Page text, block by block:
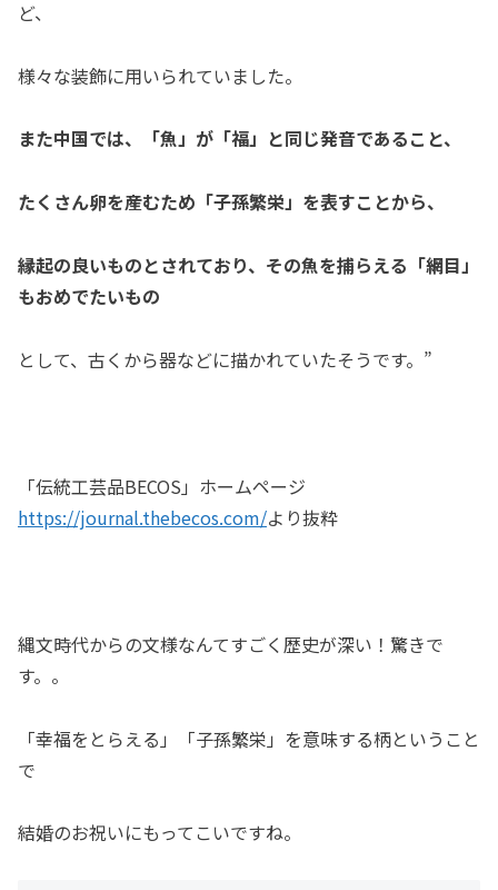
ど、
様々な装飾に用いられていました。
また中国では、「魚」が「福」と同じ発音であること、
たくさん卵を産むため「子孫繁栄」を表すことから、
縁起の良いものとされており、その魚を捕らえる「網目」
もおめでたいもの
として、古くから器などに描かれていたそうです。”
「伝統工芸品BECOS」ホームページ
https://journal.thebecos.com/より抜粋
縄文時代からの文様なんてすごく歴史が深い！驚きで
す。。
「幸福をとらえる」「子孫繁栄」を意味する柄ということ
で
結婚のお祝いにもってこいですね。